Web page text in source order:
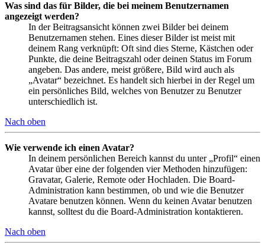
Was sind das für Bilder, die bei meinem Benutzernamen
angezeigt werden?
In der Beitragsansicht können zwei Bilder bei deinem
Benutzernamen stehen. Eines dieser Bilder ist meist mit
deinem Rang verknüpft: Oft sind dies Sterne, Kästchen oder
Punkte, die deine Beitragszahl oder deinen Status im Forum
angeben. Das andere, meist größere, Bild wird auch als
„Avatar“ bezeichnet. Es handelt sich hierbei in der Regel um
ein persönliches Bild, welches von Benutzer zu Benutzer
unterschiedlich ist.
Nach oben
Wie verwende ich einen Avatar?
In deinem persönlichen Bereich kannst du unter „Profil“ einen
Avatar über eine der folgenden vier Methoden hinzufügen:
Gravatar, Galerie, Remote oder Hochladen. Die Board-
Administration kann bestimmen, ob und wie die Benutzer
Avatare benutzen können. Wenn du keinen Avatar benutzen
kannst, solltest du die Board-Administration kontaktieren.
Nach oben